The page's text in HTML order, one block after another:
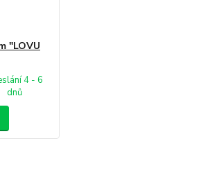
"LOVU
4 - 6
dnů